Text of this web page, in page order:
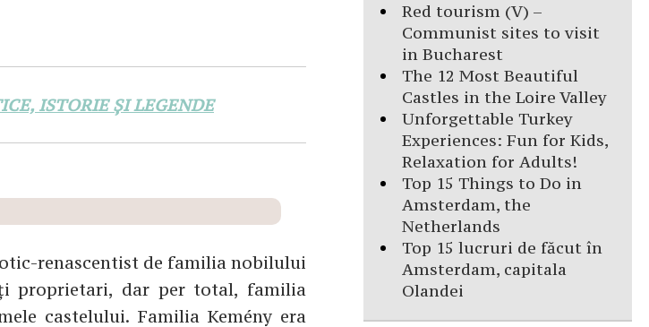
ISTORIE ȘI LEGENDE
renascentist de familia nobilului
proprietari, dar per total, familia
castelului. Familia Kemény era
Red tourism (V) –
Communist sites to visit
in Bucharest
The 12 Most Beautiful
Castles in the Loire Valley
Unforgettable Turkey
Experiences: Fun for Kids,
Relaxation for Adults!
Top 15 Things to Do in
Amsterdam, the
Netherlands
Top 15 lucruri de făcut în
Amsterdam, capitala
Olandei